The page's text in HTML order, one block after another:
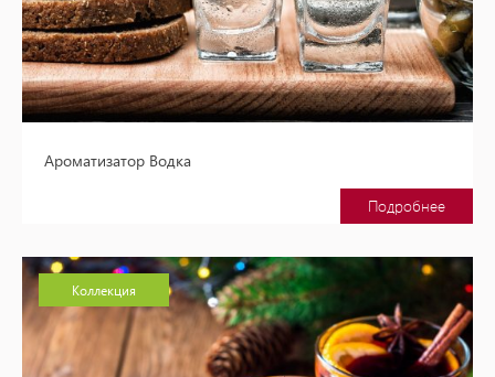
Ароматизатор Водка
Подробнее
Коллекция